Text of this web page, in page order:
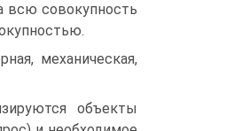
всю совокупность
механическая,
объекты